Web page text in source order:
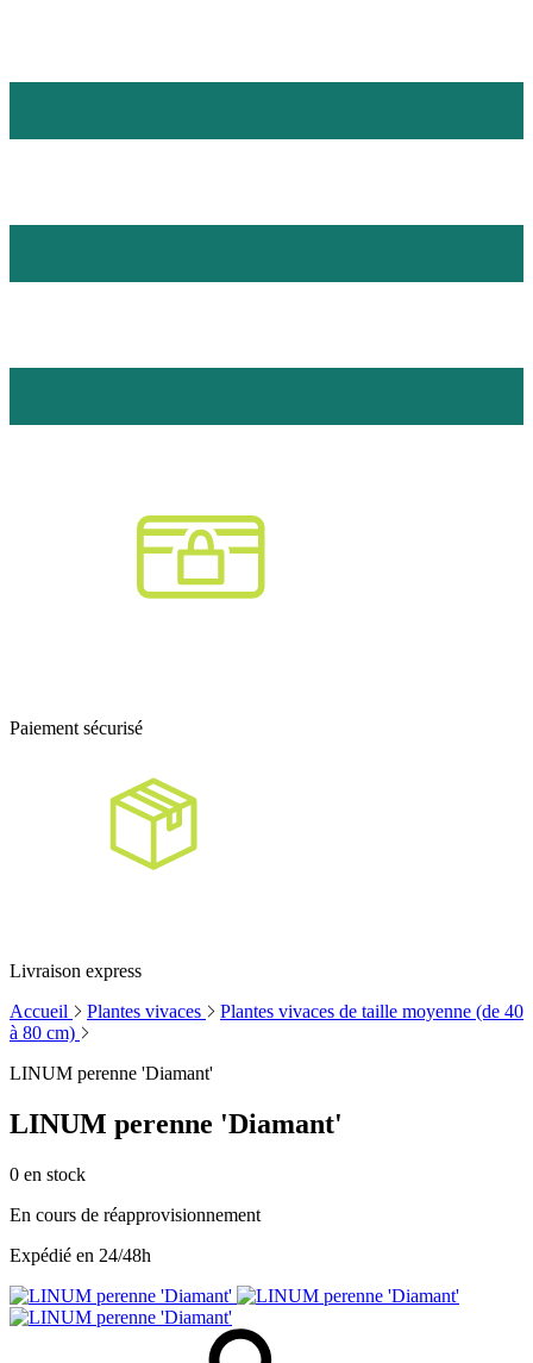
Paiement sécurisé
Livraison express
Accueil
Plantes vivaces
Plantes vivaces de taille moyenne (de 40
à 80 cm)
LINUM perenne 'Diamant'
LINUM perenne 'Diamant'
0 en stock
En cours de réapprovisionnement
Expédié en 24/48h